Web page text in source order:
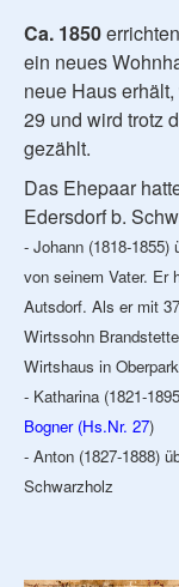
Ca. 1850
ein neues
neue Haus
29 und wird trotz
gezählt.
Das Ehepaar
Edersdorf b.
- Johann (1818-
von seinem Vater. Er
Autsdorf. Als er mit
Wirtssohn
Wirtshaus in
- Katharina (1821-
Bogner (Hs.Nr. 27)
- Anton (1827-1888)
Schwarzholz